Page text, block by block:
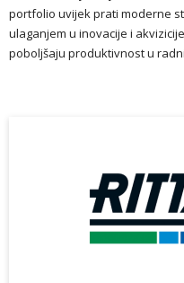
portfolio uvijek prati moderne
ulaganjem u inovacije i
poboljšaju produktivnost u